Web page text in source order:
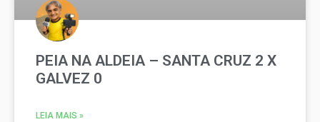
PEIA NA ALDEIA – SANTA CRUZ 2 X
GALVEZ 0
LEIA MAIS »